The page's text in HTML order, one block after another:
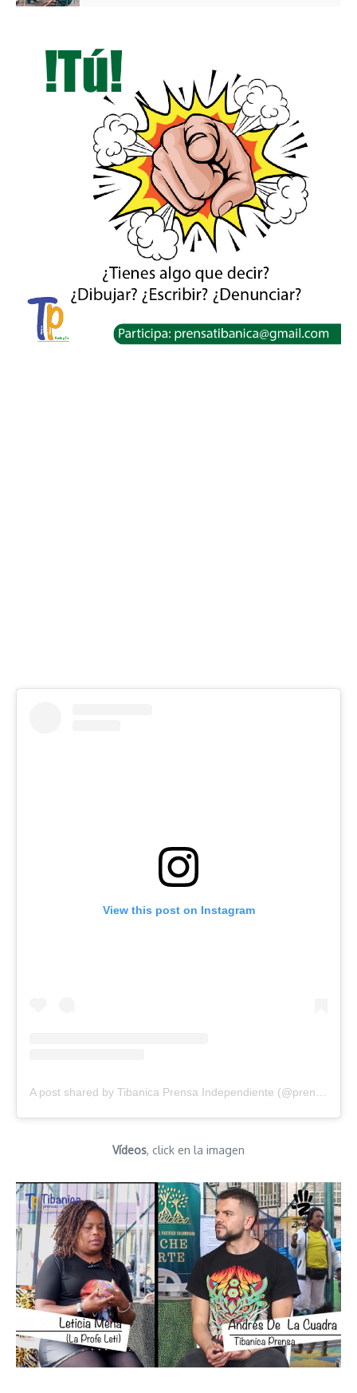
View this post on Instagram
Vídeos, click en la imagen